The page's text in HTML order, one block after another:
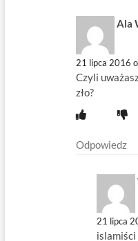
Ala
21 lipca 2016
Czyli
zło?
Odpowiedz
21 lipca